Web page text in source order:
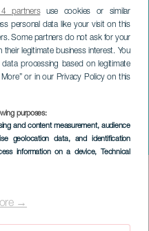
partnersuse cookies or similar
personal data like your visit on this
Some partners do not ask for your
legitimate business interest. You
processing based on legitimate
or in our Privacy Policy on this
purposes:
and content measurement, audience
geolocation data, and identification
information on a device, Technical
→